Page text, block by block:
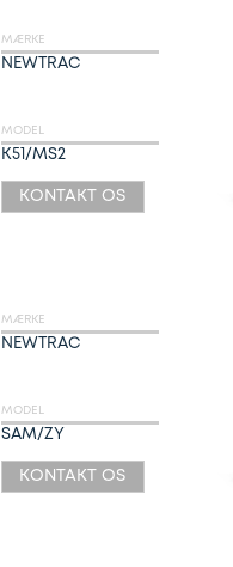
MÆRKE
NEWTRAC
MODEL
K51/MS2
KONTAKT OS
MÆRKE
NEWTRAC
MODEL
SAM/ZY
KONTAKT OS